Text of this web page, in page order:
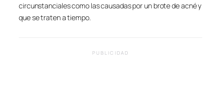
circunstanciales como las causadas por un brote de acné y
que se traten a tiempo.
PUBLICIDAD